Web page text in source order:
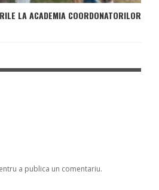
LA ACADEMIA COORDONATORILOR
a publica un comentariu.